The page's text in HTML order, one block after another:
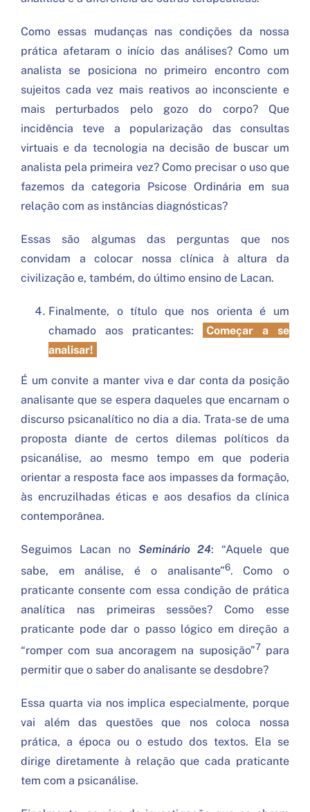
Como essas mudanças nas condições da nossa
prática afetaram o início das análises? Como um
analista se posiciona no primeiro encontro com
sujeitos cada vez mais reativos ao inconsciente e
mais perturbados pelo gozo do corpo? Que
incidência teve a popularização das consultas
virtuais e da tecnologia na decisão de buscar um
analista pela primeira vez? Como precisar o uso que
fazemos da categoria Psicose Ordinária em sua
relação com as instâncias diagnósticas?
Essas são algumas das perguntas que nos
convidam a colocar nossa clínica à altura da
civilização e, também, do último ensino de Lacan.
Finalmente, o título que nos orienta é um
chamado aos praticantes:
Começar a se
analisar!
É um convite a manter viva e dar conta da posição
analisante que se espera daqueles que encarnam o
discurso psicanalítico no dia a dia. Trata-se de uma
proposta diante de certos dilemas políticos da
psicanálise, ao mesmo tempo em que poderia
orientar a resposta face aos impasses da formação,
às encruzilhadas éticas e aos desafios da clínica
contemporânea.
Seguimos Lacan no Seminário 24: “Aquele que
sabe, em análise, é o analisante”6. Como o
praticante consente com essa condição de prática
analítica nas primeiras sessões? Como esse
praticante pode dar o passo lógico em direção a
“romper com sua ancoragem na suposição”7 para
permitir que o saber do analisante se desdobre?
Essa quarta via nos implica especialmente, porque
vai além das questões que nos coloca nossa
prática, a época ou o estudo dos textos. Ela se
dirige diretamente à relação que cada praticante
tem com a psicanálise.